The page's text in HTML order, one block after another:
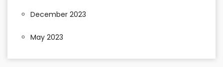
December 2023
May 2023